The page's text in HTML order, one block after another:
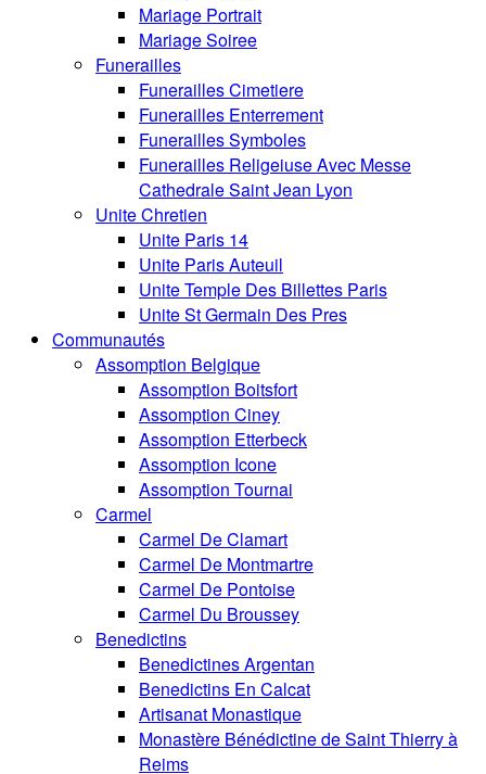
Mariage Portrait
Mariage Soiree
Funerailles
Funerailles Cimetiere
Funerailles Enterrement
Funerailles Symboles
Funerailles Religeiuse Avec Messe
Cathedrale Saint Jean Lyon
Unite Chretien
Unite Paris 14
Unite Paris Auteuil
Unite Temple Des Billettes Paris
Unite St Germain Des Pres
Communautés
Assomption Belgique
Assomption Boitsfort
Assomption Ciney
Assomption Etterbeck
Assomption Icone
Assomption Tournai
Carmel
Carmel De Clamart
Carmel De Montmartre
Carmel De Pontoise
Carmel Du Broussey
Benedictins
Benedictines Argentan
Benedictins En Calcat
Artisanat Monastique
Monastère Bénédictine de Saint Thierry à
Reims